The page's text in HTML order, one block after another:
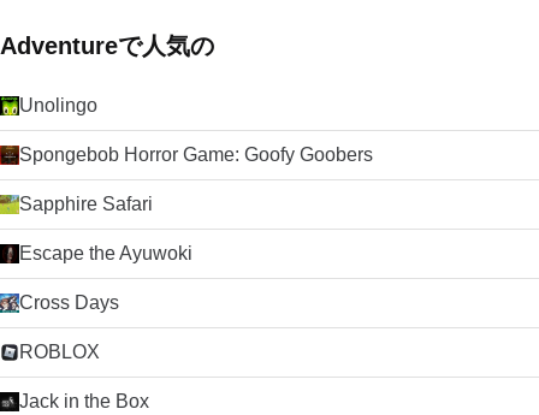
Adventureで人気の
Unolingo
Spongebob Horror Game: Goofy Goobers
Sapphire Safari
Escape the Ayuwoki
Cross Days
ROBLOX
Jack in the Box